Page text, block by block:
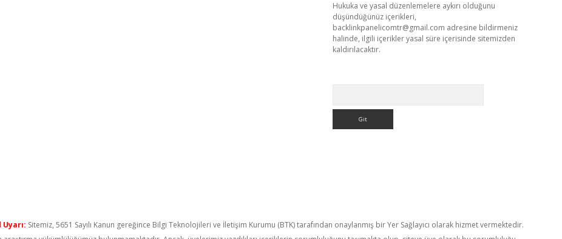
Hukuka ve yasal düzenlemelere aykırı olduğunu
düşündüğünüz içerikleri,
backlinkpanelicomtr@gmail.com adresine bildirmeniz
halinde, ilgili içerikler yasal süre içerisinde sitemizden
kaldırılacaktır.
Uyarı: Sitemiz, 5651 Sayılı Kanun gereğince Bilgi Teknolojileri ve İletişim Kurumu (BTK) tarafından onaylanmış bir Yer Sağlayıcı olarak hizmet vermektedir.